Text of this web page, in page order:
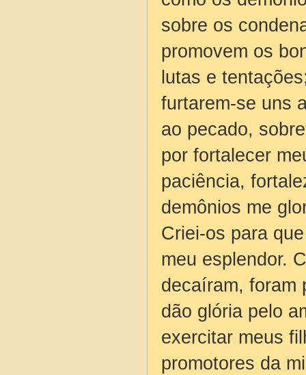
sobre os
promovem os
lutas e
furtarem-se uns
ao pecado,
por fortalecer
paciência,
demônios me
Criei-os para
meu esplendor.
decaíram, foram
dão glória pelo
exercitar meus
promotores da